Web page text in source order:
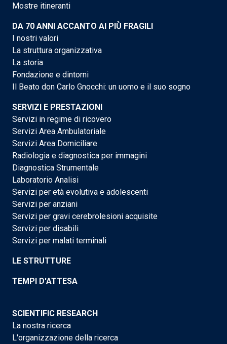
Mostre itineranti
DA 70 ANNI ACCANTO AI PIÙ FRAGILI
I nostri valori
La struttura organizzativa
La storia
Fondazione e dintorni
Il Beato don Carlo Gnocchi: un uomo e il suo sogno
SERVIZI E PRESTAZIONI
Servizi in regime di ricovero
Servizi Area Ambulatoriale
Servizi Area Domiciliare
Radiologia e diagnostica per immagini
Diagnostica Strumentale
Laboratorio Analisi
Servizi per età evolutiva e adolescenti
Servizi per anziani
Servizi per gravi cerebrolesioni acquisite
Servizi per disabili
Servizi per malati terminali
LE STRUTTURE
TEMPI D'ATTESA
SCIENTIFIC RESEARCH
La nostra ricerca
L'organizzazione della ricerca